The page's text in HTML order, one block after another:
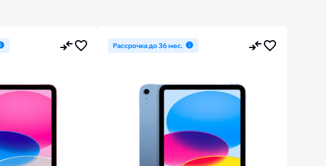
Рассрочка до 36 мес.